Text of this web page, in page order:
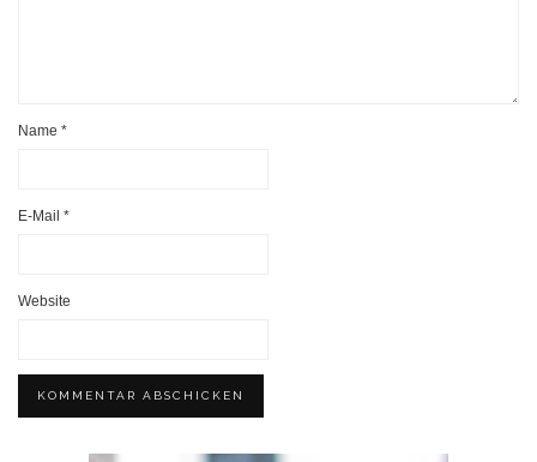
Name *
E-Mail *
Website